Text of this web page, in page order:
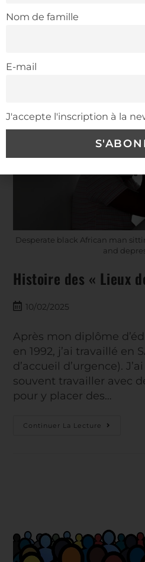
Venez consulter nos
Desperate black African man
and
Histoire des « Lieux
10/02/2025
Après mon diplôme
en 1992, j’ai travaillé en
d’accueil d’urgence).
souvent travailler avec
pour y placer des…
Continuer La Lecture
Nom de famille
E-mail
J'accepte l'inscription à la